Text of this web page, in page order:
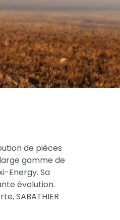
de pièces
gamme de
Energy. Sa
évolution.
SABATHIER